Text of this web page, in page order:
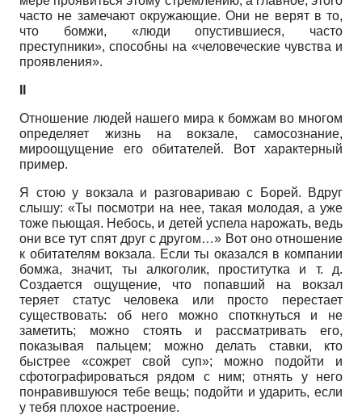
часто не замечают окружающие. Они не верят в то,
что бомжи, «люди опустившиеся, часто
преступники», способны на «человеческие чувства и
проявления».
Отношение людей нашего мира к бомжам во многом
определяет жизнь на вокзале, самосознание,
мироощущение его обитателей. Вот характерный
пример.
Я стою у вокзала и разговариваю с Борей. Вдруг
слышу: «Ты посмотри на нее, такая молодая, а уже
тоже пьющая. Небось, и детей успела нарожать, ведь
они все тут спят друг с другом…» Вот оно отношение
к обитателям вокзала. Если ты оказался в компании
бомжа, значит, ты алкоголик, проститутка и т. д.
Создается ощущение, что попавший на вокзал
теряет статус человека или просто перестает
существовать: об него можно споткнуться и не
заметить; можно стоять и рассматривать его,
показывая пальцем; можно делать ставки, кто
быстрее «сожрет свой суп»; можно подойти и
сфотографироваться рядом с ним; отнять у него
понравившуюся тебе вещь; подойти и ударить, если
у тебя плохое настроение.